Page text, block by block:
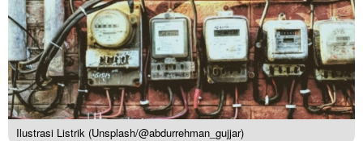
Ilustrasi Listrik (Unsplash/@abdurrehman_gujjar)